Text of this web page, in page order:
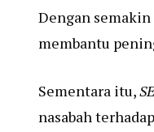
Dengan
membantu
Sementara itu,
nasabah